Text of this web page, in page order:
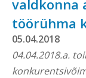
valdkonna
töörühma
05.04.2018
04.04.2018.a.